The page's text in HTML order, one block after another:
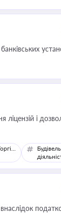
і
Торгівля